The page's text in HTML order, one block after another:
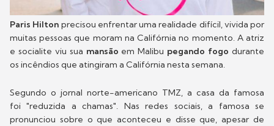
Paris Hilton precisou enfrentar uma realidade difícil, vivida por
muitas pessoas que moram na Califórnia no momento. A atriz
e socialite viu sua mansão em Malibu pegando fogo durante
os incêndios que atingiram a Califórnia nesta semana.
Segundo o jornal norte-americano TMZ, a casa da famosa
foi "reduzida a chamas". Nas redes sociais, a famosa se
pronunciou sobre o que aconteceu e disse que, apesar de